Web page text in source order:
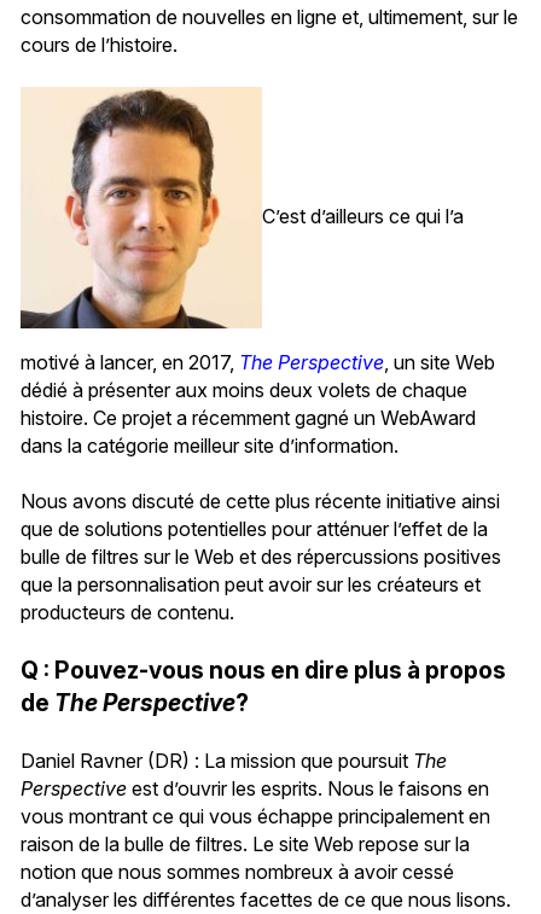
consommation de nouvelles en ligne et, ultimement, sur le
cours de l’histoire.
C’est d’ailleurs ce qui l’a
motivé à lancer, en 2017, The Perspective, un site Web
dédié à présenter aux moins deux volets de chaque
histoire. Ce projet a récemment gagné un WebAward
dans la catégorie meilleur site d’information.
Nous avons discuté de cette plus récente initiative ainsi
que de solutions potentielles pour atténuer l’effet de la
bulle de filtres sur le Web et des répercussions positives
que la personnalisation peut avoir sur les créateurs et
producteurs de contenu.
Q : Pouvez-vous nous en dire plus à propos
de The Perspective?
Daniel Ravner (DR) : La mission que poursuit The
Perspective est d’ouvrir les esprits. Nous le faisons en
vous montrant ce qui vous échappe principalement en
raison de la bulle de filtres. Le site Web repose sur la
notion que nous sommes nombreux à avoir cessé
d’analyser les différentes facettes de ce que nous lisons.